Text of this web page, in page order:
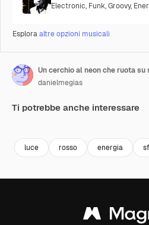
Electronic, Funk,Groovy,
Esploraaltre opzioni musicali
Un cerchio al neon che ruota
danielmegias
Ti potrebbe anche interessare
luce rosso energia